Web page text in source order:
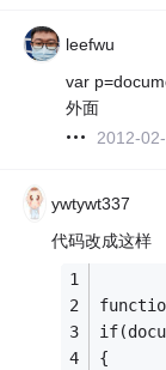
leefwu
var
外面
2012-
ywtywt337
代码改成这样
{